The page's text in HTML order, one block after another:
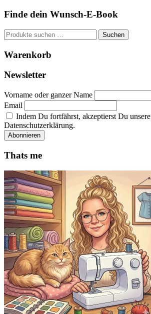
Finde dein Wunsch-E-Book
Suchen
nach:
Suchen
Warenkorb
Newsletter
Vorname oder ganzer Name
Email
Indem Du fortfährst, akzeptierst Du unsere
Datenschutzerklärung.
Thats me